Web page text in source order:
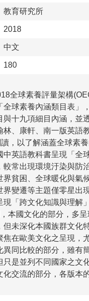
教育研究所
2018
中文
180
全球素養評量架構
全球素養內涵類目表」
與十九項細目內涵，並
、康軒、南一版英語
，以了解涵蓋全球素養
中英語教科書呈現「全
較常出現環境汙染與防
界貧困、全球暖化與氣
變遷等主題僅零星出現
現「跨文化知識與理解
本國文化的部分，多呈
但未深化本國族群文化
焦在歐美文化之呈現，
異同比較的部分，雖有
只是並列不同國家之文
化交流的部分，各版本